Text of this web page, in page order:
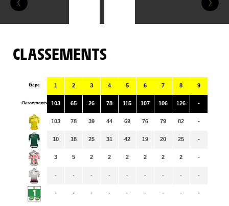
CLASSEMENTS
Étape
Classements
1
103
103
10
3
-
-
2
65
78
18
5
-
-
3
26
39
25
2
-
-
4
78
44
31
2
-
-
5
115
69
42
2
-
-
6
107
76
19
2
-
-
7
106
79
20
2
-
-
8
126
82
25
2
-
-
9
-
-
-
-
-
-